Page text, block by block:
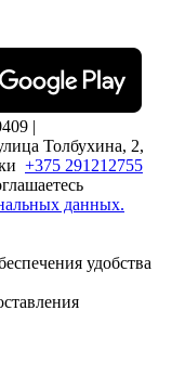
|
Толбухина, 2,
+375 291212755
данных.
удобства